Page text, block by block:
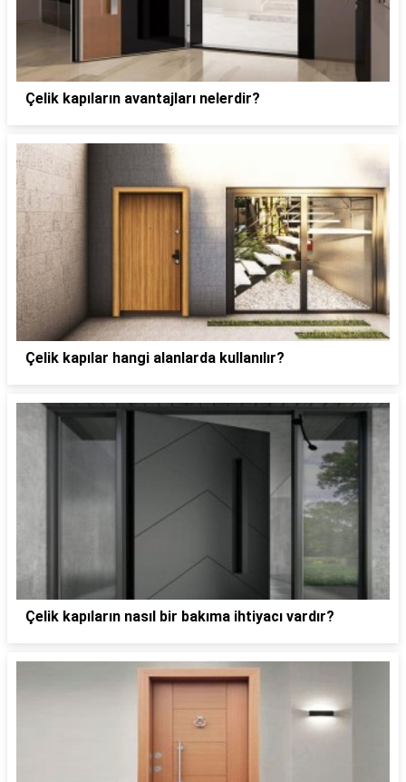
Çelik kapıların avantajları nelerdir?
Çelik kapılar hangi alanlarda kullanılır?
Çelik kapıların nasıl bir bakıma ihtiyacı vardır?